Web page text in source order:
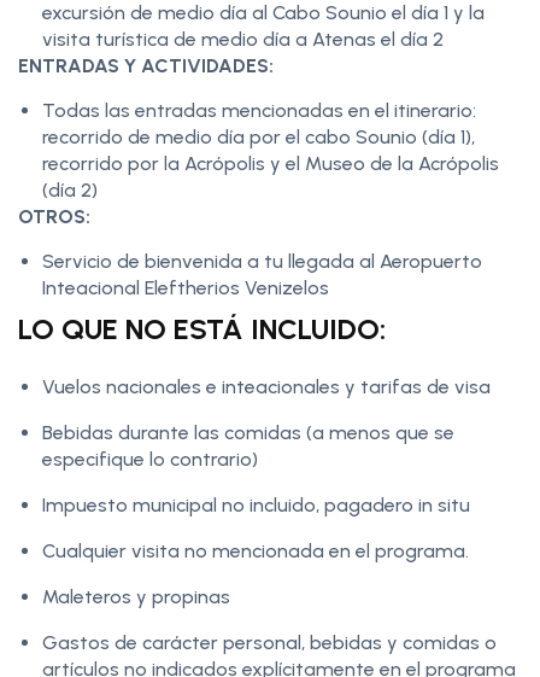
excursión de medio día al Cabo Sounio el día 1 y la
visita turística de medio día a Atenas el día 2
ENTRADAS Y ACTIVIDADES:
Todas las entradas mencionadas en el itinerario:
recorrido de medio día por el cabo Sounio (día 1),
recorrido por la Acrópolis y el Museo de la Acrópolis
(día 2)
OTROS:
Servicio de bienvenida a tu llegada al Aeropuerto
Inteacional Eleftherios Venizelos
LO QUE NO ESTÁ INCLUIDO:
Vuelos nacionales e inteacionales y tarifas de visa
Bebidas durante las comidas (a menos que se
especifique lo contrario)
Impuesto municipal no incluido, pagadero in situ
Cualquier visita no mencionada en el programa.
Maleteros y propinas
Gastos de carácter personal, bebidas y comidas o
artículos no indicados explícitamente en el programa